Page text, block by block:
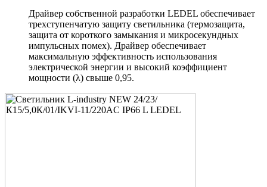
Драйвер собственной разработки LEDEL обеспечивает
трехступенчатую защиту светильника (термозащита,
защита от короткого замыкания и микросекундных
импульсных помех). Драйвер обеспечивает
максимальную эффективность использования
электрической энергии и высокий коэффициент
мощности (λ) свыше 0,95.